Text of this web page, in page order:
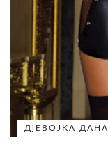
ДјЕВОЈКА ДАНА